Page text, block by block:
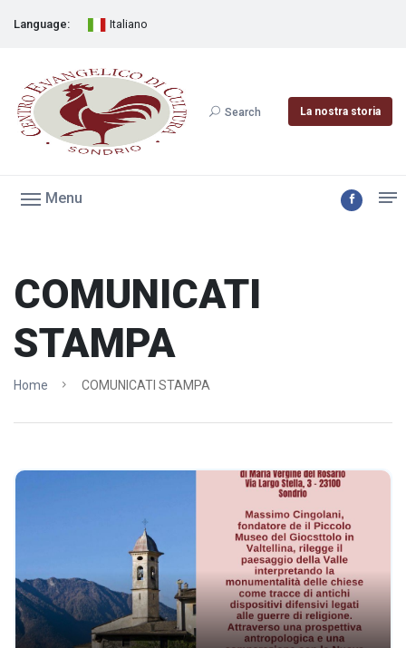
Language: Italiano
Search La nostra storia
Menu
COMUNICATI
STAMPA
Home COMUNICATI STAMPA